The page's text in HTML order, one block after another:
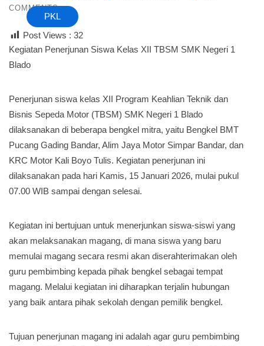
PKL
COMMENTS
Post Views : 32
Kegiatan Penerjunan Siswa Kelas XII TBSM SMK Negeri 1
Blado
Penerjunan siswa kelas XII Program Keahlian Teknik dan
Bisnis Sepeda Motor (TBSM) SMK Negeri 1 Blado
dilaksanakan di beberapa bengkel mitra, yaitu Bengkel BMT
Pucang Gading Bandar, Alim Jaya Motor Simpar Bandar, dan
KRC Motor Kali Boyo Tulis. Kegiatan penerjunan ini
dilaksanakan pada hari Kamis, 15 Januari 2026, mulai pukul
07.00 WIB sampai dengan selesai.
Kegiatan ini bertujuan untuk menerjunkan siswa-siswi yang
akan melaksanakan magang, di mana siswa yang baru
memulai magang secara resmi akan diserahterimakan oleh
guru pembimbing kepada pihak bengkel sebagai tempat
magang. Melalui kegiatan ini diharapkan terjalin hubungan
yang baik antara pihak sekolah dengan pemilik bengkel.
Tujuan penerjunan magang ini adalah agar guru pembimbing